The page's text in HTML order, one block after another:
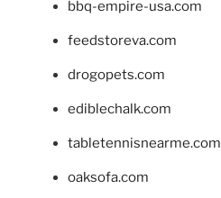
bbq-empire-usa.com
feedstoreva.com
drogopets.com
ediblechalk.com
tabletennisnearme.com
oaksofa.com